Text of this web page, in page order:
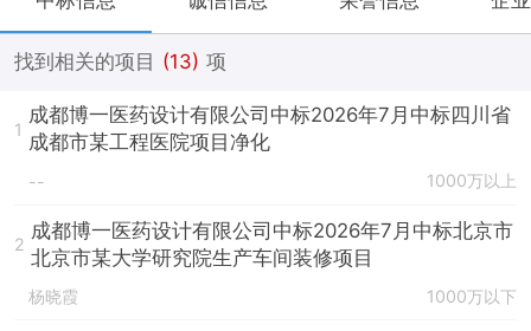
找到相关的项目 (13) 项
1
成都博一医药设计有限公司中标2026年7月中标四川省
成都市某工程医院项目净化
-- 1000万以上
2
成都博一医药设计有限公司中标2026年7月中标北京市
北京市某大学研究院生产车间装修项目
杨晓霞 1000万以下